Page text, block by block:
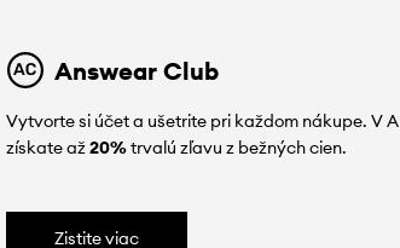
Answear Club
Vytvorte si účet a ušetrite pri každom nákupe. V
získate až20%trvalú zľavu z bežných cien.
Zistite viac